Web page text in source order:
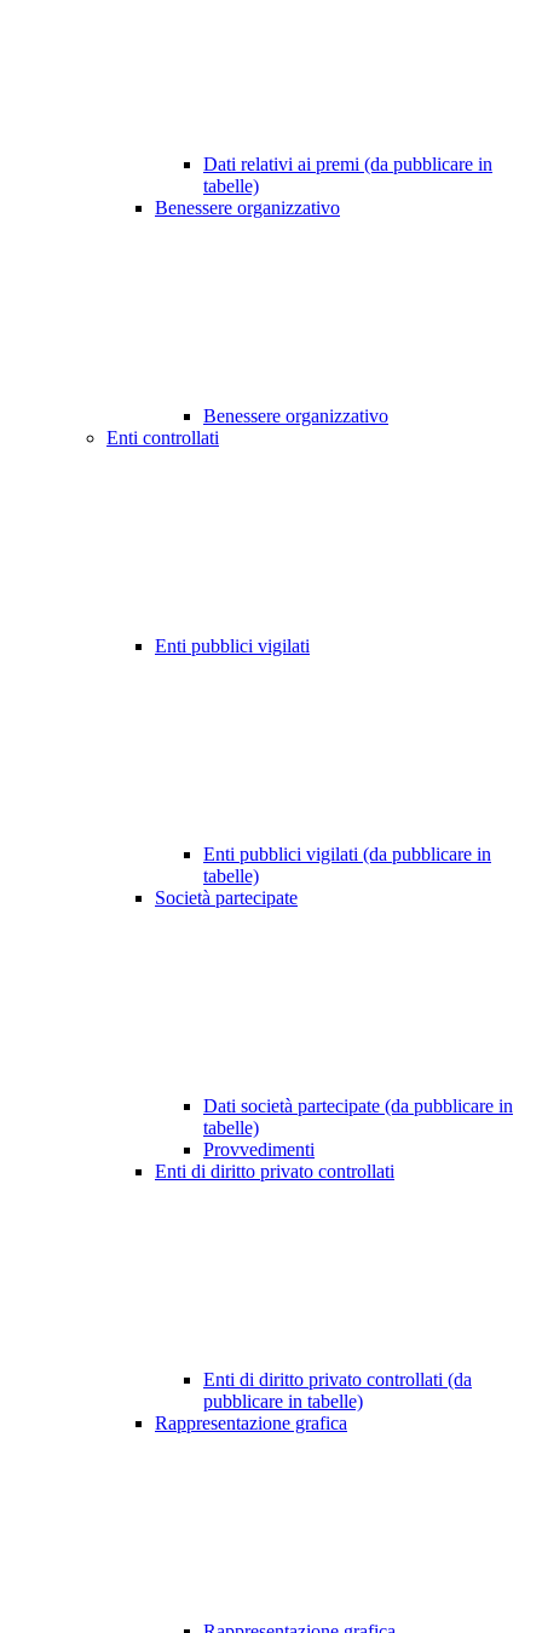
Dati relativi ai premi (da pubblicare in
tabelle)
Benessere organizzativo
Benessere organizzativo
Enti controllati
Enti pubblici vigilati
Enti pubblici vigilati (da pubblicare in
tabelle)
Società partecipate
Dati società partecipate (da pubblicare in
tabelle)
Provvedimenti
Enti di diritto privato controllati
Enti di diritto privato controllati (da
pubblicare in tabelle)
Rappresentazione grafica